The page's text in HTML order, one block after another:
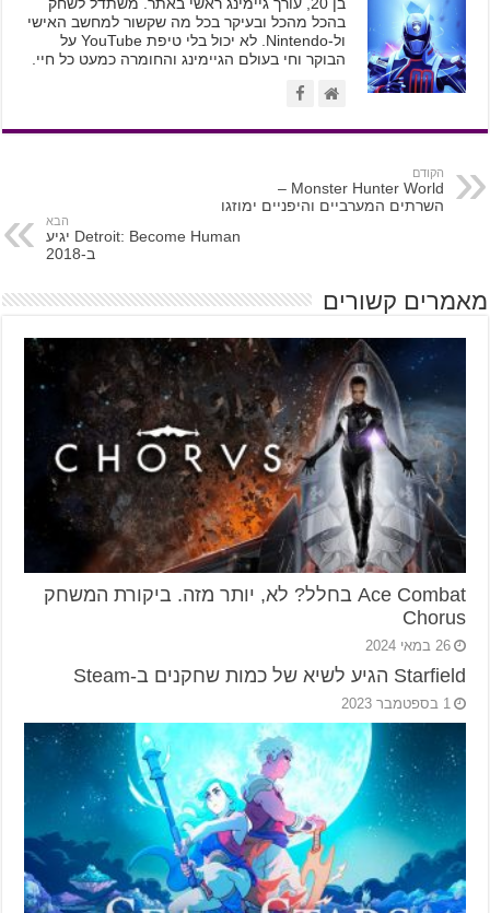
בהכל מהכל ובעיקר בכל מה שקשור למחשב האישי
ול-Nintendo. לא יכול בלי טיפת YouTube על
הבוקר וחי בעולם הגיימינג והחומרה כמעט כל חיי.
הקודם
Monster Hunter World –
השרתים המערביים והיפניים ימוזגו
הבא
Detroit: Become Human יגיע
ב-2018
מאמרים קשורים
Ace Combat בחלל? לא, יותר מזה. ביקורת המשחק
Chorus
26 במאי 2024
Starfield הגיע לשיא של כמות שחקנים ב-Steam
1 בספטמבר 2023